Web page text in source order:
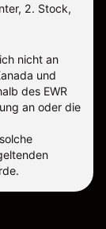
2. Stock,
nicht an
und
des EWR
an oder die